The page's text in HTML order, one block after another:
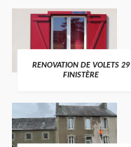
RENOVATION DE VOLETS 29
FINISTÈRE